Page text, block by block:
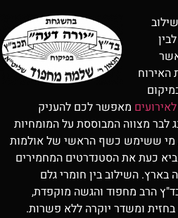
האירוח
מאפשר לכם להעניק
לבר מצווה המבוססת על המומחיות
מי ששימש כשף הראשי של אולמות
כעת את הסטנדרטים המחמירים
השילוב בין חומרי גלם
הרב מחפוד והגשה מוקפדת,
ומשדר יוקרה ללא פשרות.